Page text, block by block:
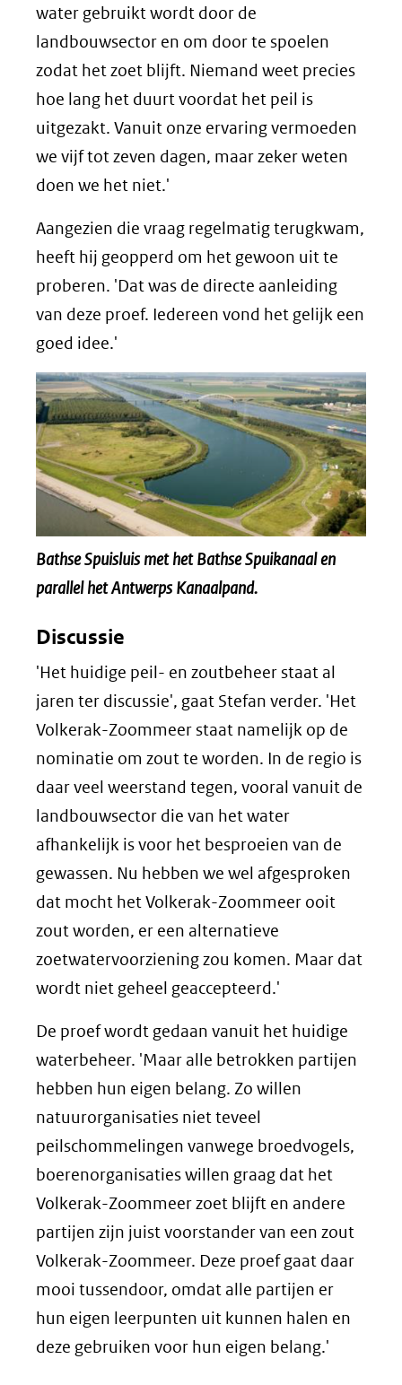
water gebruikt wordt door de
landbouwsector en om door te spoelen
zodat het zoet blijft. Niemand weet precies
hoe lang het duurt voordat het peil is
uitgezakt. Vanuit onze ervaring vermoeden
we vijf tot zeven dagen, maar zeker weten
doen we het niet.'
Aangezien die vraag regelmatig terugkwam,
heeft hij geopperd om het gewoon uit te
proberen. 'Dat was de directe aanleiding
van deze proef. Iedereen vond het gelijk een
goed idee.'
Bathse Spuisluis met het Bathse Spuikanaal en
parallel het Antwerps Kanaalpand.
Discussie
'Het huidige peil- en zoutbeheer staat al
jaren ter discussie', gaat Stefan verder. 'Het
Volkerak-Zoommeer staat namelijk op de
nominatie om zout te worden. In de regio is
daar veel weerstand tegen, vooral vanuit de
landbouwsector die van het water
afhankelijk is voor het besproeien van de
gewassen. Nu hebben we wel afgesproken
dat mocht het Volkerak-Zoommeer ooit
zout worden, er een alternatieve
zoetwatervoorziening zou komen. Maar dat
wordt niet geheel geaccepteerd.'
De proef wordt gedaan vanuit het huidige
waterbeheer. 'Maar alle betrokken partijen
hebben hun eigen belang. Zo willen
natuurorganisaties niet teveel
peilschommelingen vanwege broedvogels,
boerenorganisaties willen graag dat het
Volkerak-Zoommeer zoet blijft en andere
partijen zijn juist voorstander van een zout
Volkerak-Zoommeer. Deze proef gaat daar
mooi tussendoor, omdat alle partijen er
hun eigen leerpunten uit kunnen halen en
deze gebruiken voor hun eigen belang.'